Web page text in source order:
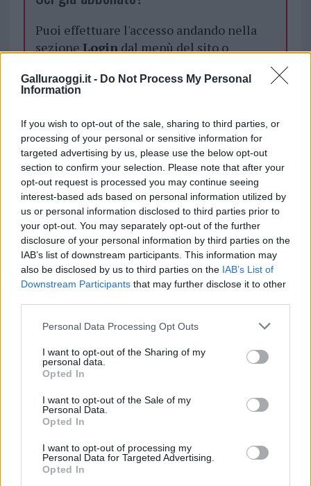
Galluraoggi.it - Do Not Process My Personal
Information
If you wish to opt-out of the sale, sharing to third parties, or
processing of your personal or sensitive information for
targeted advertising by us, please use the below opt-out
section to confirm your selection. Please note that after your
opt-out request is processed you may continue seeing
interest-based ads based on personal information utilized by
us or personal information disclosed to third parties prior to
your opt-out. You may separately opt-out of the further
disclosure of your personal information by third parties on the
IAB’s list of downstream participants. This information may
also be disclosed by us to third parties on the IAB’s List of
Downstream Participants that may further disclose it to other
Please note that this website/app uses one or more Google
not limited to your visit or usage behaviour. You may click to
grant or deny consent to Google and its third-party tags to
use your data for below specified purposes in below Google
consent section.
Personal Data Processing Opt Outs
I want to opt-out of the Sharing of my
personal data.
Opted In
I want to opt-out of the Sale of my
Personal Data.
Opted In
I want to opt-out of processing my
Personal Data for Targeted Advertising.
Opted In
Puoi effettuare l'accesso andando nella
sezioneLogindal menù del sito o
TEMI: Olbia 30 Km Orari
Olbia 30 Km/h
Olbia Limite 30
Inviaci le tue segnalazioni,
i tuoi video e le tue foto
Su WhatsApp al numero +39
345 356 7512
Notizie in tempo reale?
Entra nel canale telegram di
GalluraOggi.it
Ricevi le nostre ultime news
daGoogle News